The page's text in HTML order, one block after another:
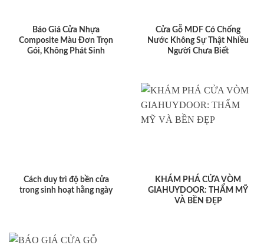
Báo Giá Cửa Nhựa
Composite Màu Đơn Trọn
Gói, Không Phát Sinh
Cửa Gỗ MDF Có Chống
Nước Không Sự Thật Nhiều
Người Chưa Biết
Cách duy trì độ bền cửa
trong sinh hoạt hằng ngày
KHÁM PHÁ CỬA VÒM
GIAHUYDOOR: THẨM MỸ
VÀ BỀN ĐẸP